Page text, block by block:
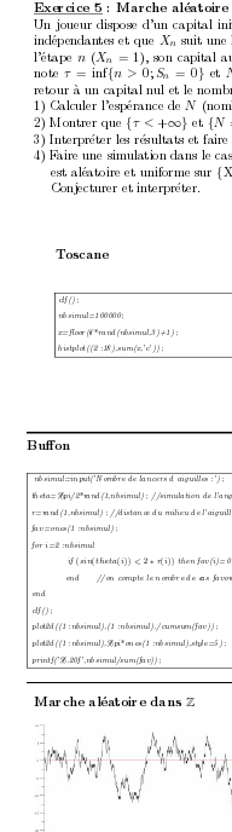
Exercice 5 : Marche al´
Un joueur dispose d’un capital
ind´
ependantes et que Xnsuit une
l’´
etape n ( Xn = 1), son capital
note τ= inf{n > 0; Sn= 0} et
retour `a un capital nul et le
1) Calculer l’esp´
erance de N (nom
2) Montrer que {τ < +∞} et {N
3) Interpr´eter les r´esultats et faire
4) Faire une simulation dans le
est al´
eatoire et uniforme sur {
Conjecturer et interpr´eter.
Toscane
clf() ;
nbsimul=100000 ;
x=ﬂoor(6*rand(nbsimul,3)+1) ;
histplot((2 :18),sum(x,’c’)) ;
Buﬀon
nbsimul=input(’Nombre de lancers d aiguilles :’) ;
theta=%pi/2*rand(1,nbsimul) ; //simulation de
r=rand(1,nbsimul) ; //distance du milieu de l’aiguil
fav=ones(1 :nbsimul) ;
for i=2 :nbsimul
if (sin(theta(i )) <2∗r(i )) then fav(i)=0 ;
end //on compte le nombre de cas favor
end
clf() ;
plot2d((1 :nbsimul),(1 :nbsimul)./cumsum(fav)) ;
plot2d((1 :nbsimul),%pi*ones(1 :nbsimul),style=5) ;
printf(’%.20f’,nbsimul/sum(fav)) ;
Marche al´eatoire dans